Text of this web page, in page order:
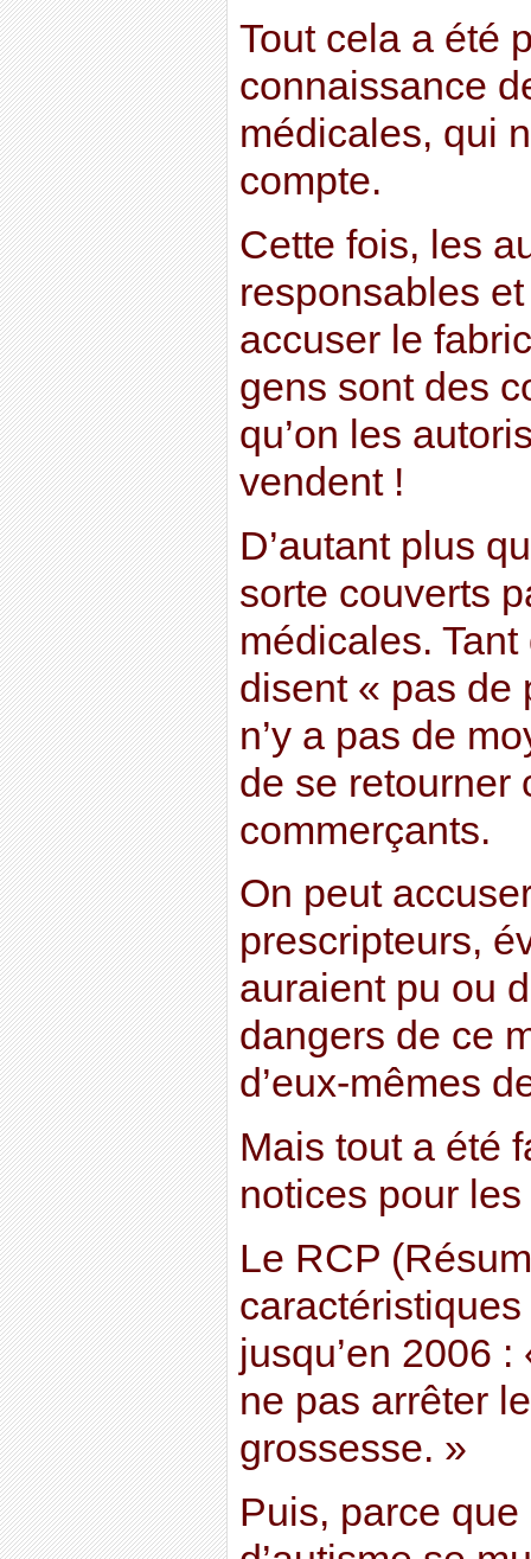
Tout cela a été
connaissance
médicales, qui
compte.
Cette fois, les
responsables
accuser le
gens sont des
qu’on les
vendent !
D’autant plus
sorte couverts
médicales.
disent « pas de
n’y a pas de
de se retourner
commerçants.
On peut
prescripteurs,
auraient pu ou
dangers de ce
d’eux-mêmes
Mais tout a été
notices pour
Le RCP
jusqu’en 2006
ne pas arrêter
grossesse. »
Puis, parce